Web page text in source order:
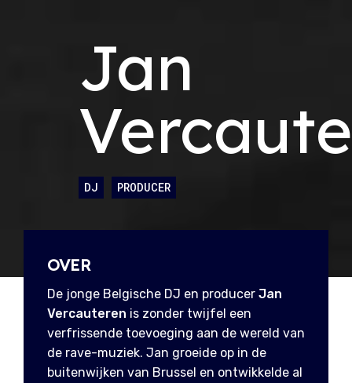
Jan
DJ PRODUCER
OVER
De jonge Belgische DJ en producer Jan
Vercauteren is zonder twijfel een
verfrissende toevoeging aan de wereld van
de rave-muziek. Jan groeide op in de
buitenwijken van Brussel en ontwikkelde al